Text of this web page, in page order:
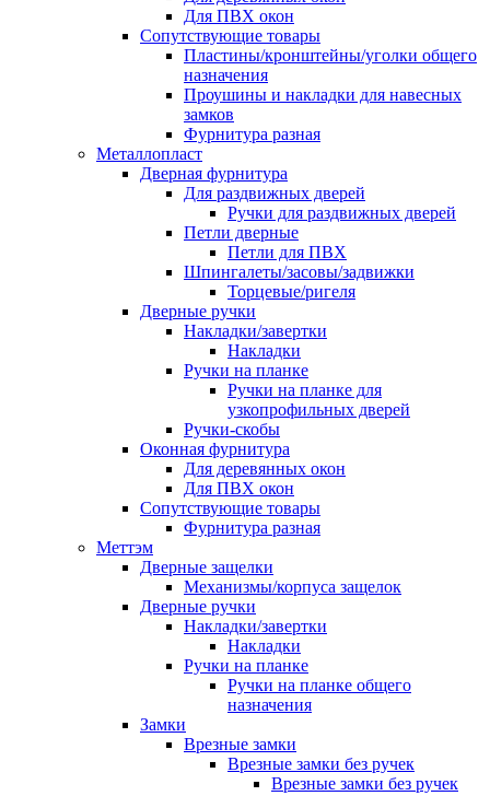
Для ПВХ окон
Сопутствующие товары
Пластины/кронштейны/уголки общего
назначения
Проушины и накладки для навесных
замков
Фурнитура разная
Металлопласт
Дверная фурнитура
Для раздвижных дверей
Ручки для раздвижных дверей
Петли дверные
Петли для ПВХ
Шпингалеты/засовы/задвижки
Торцевые/ригеля
Дверные ручки
Накладки/завертки
Накладки
Ручки на планке
Ручки на планке для
узкопрофильных дверей
Ручки-скобы
Оконная фурнитура
Для деревянных окон
Для ПВХ окон
Сопутствующие товары
Фурнитура разная
Меттэм
Дверные защелки
Механизмы/корпуса защелок
Дверные ручки
Накладки/завертки
Накладки
Ручки на планке
Ручки на планке общего
назначения
Замки
Врезные замки
Врезные замки без ручек
Врезные замки без ручек